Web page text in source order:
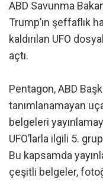
ABD Savunma
Trump’ın şeffaflık
kaldırılan UFO
açtı.
Pentagon, ABD
tanımlanamayan
belgeleri
UFO’larla ilgili 5.
Bu kapsamda
çeşitli belgeler,